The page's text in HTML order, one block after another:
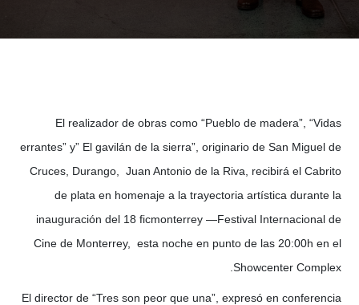
El realizador de obras como “Pueblo de madera”, “Vidas
errantes” y” El gavilán de la sierra”, originario de San Miguel de
Cruces, Durango, Juan Antonio de la Riva, recibirá el Cabrito
de plata en homenaje a la trayectoria artística durante la
inauguración del 18 ficmonterrey —Festival Internacional de
Cine de Monterrey, esta noche en punto de las 20:00h en el
Showcenter Complex.
El director de “Tres son peor que una”, expresó en conferencia